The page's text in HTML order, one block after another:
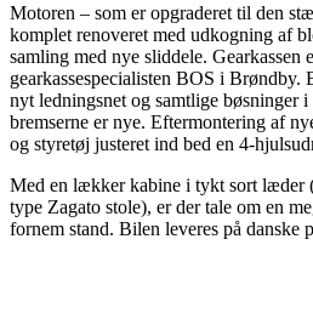
Motoren – som er opgraderet til den
komplet renoveret med udkogning af
samling med nye sliddele. Gearkassen
gearkassespecialisten BOS i Brøndby.
nyt ledningsnet og samtlige bøsninger
bremserne er nye. Eftermontering af
og styretøj justeret ind bed en 4-
Med en lækker kabine i tykt sort læder
type Zagato stole), er der tale om en
fornem stand. Bilen leveres på danske